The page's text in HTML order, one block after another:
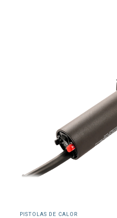
PISTOLAS DE CALOR